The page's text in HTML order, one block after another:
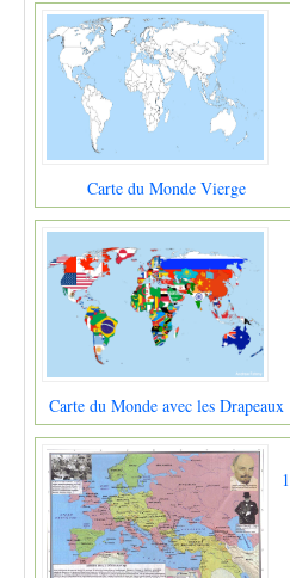
Carte du Monde Vierge
Carte du Monde avec les Drapeaux
1